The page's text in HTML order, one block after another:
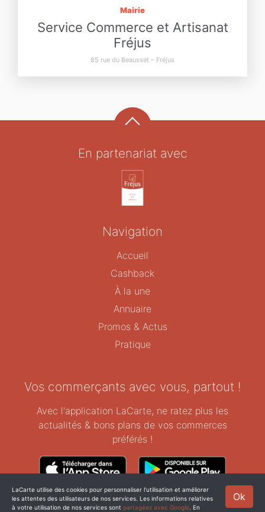
Mairie
Service Commerce et Artisanat
Fréjus
85 rue du Beausset – Fréjus
En partenariat avec
Navigation
Accueil
Cashback
À la une
Annuaire
Promos & Actus
Pratique
Vos commerçants avec vous, partout !
Avec l'application LaCarte, ne ratez plus les
actualités & bons plans de vos commerces
préférés !
Copyright © ZeMAP 2026 - Tous droits réservés. Ok
LaCarte utilise des cookies pour personnaliser l'utilisation et améliorer
les attentes des utilisateurs de nos services. Les informations relatives
à votre utilisation de nos services sont partagées avec Google . En